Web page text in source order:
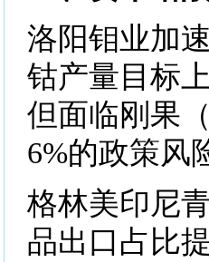
洛阳钼业加
钴产量目标
但面临刚果
6%的政策风
格林美印尼
品出口占比